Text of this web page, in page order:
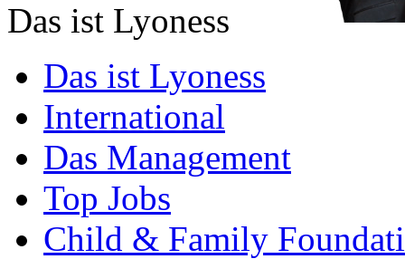
Das ist Lyoness
Das ist Lyoness
International
Das Management
Top Jobs
Child & Family